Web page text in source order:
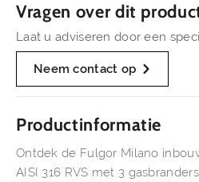
Vragen over dit
Laat u adviseren door een
Neem contact op
Productinformatie
Ontdek de Fulgor Milano
AISI 316 RVS met 3